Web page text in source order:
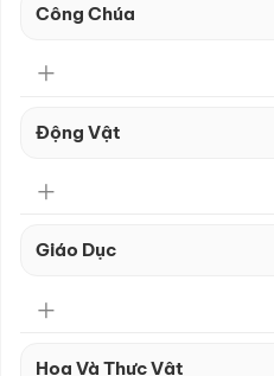
Công Chúa
Động Vật
Giáo Dục
Hoa Và Thực Vật